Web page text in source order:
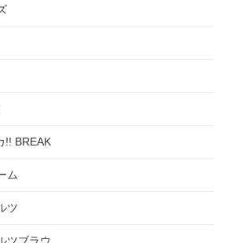
!! BREAK
ム
ツ
ツブラウ